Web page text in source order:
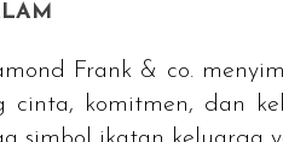
Frank & co.
cinta, komitmen, dan